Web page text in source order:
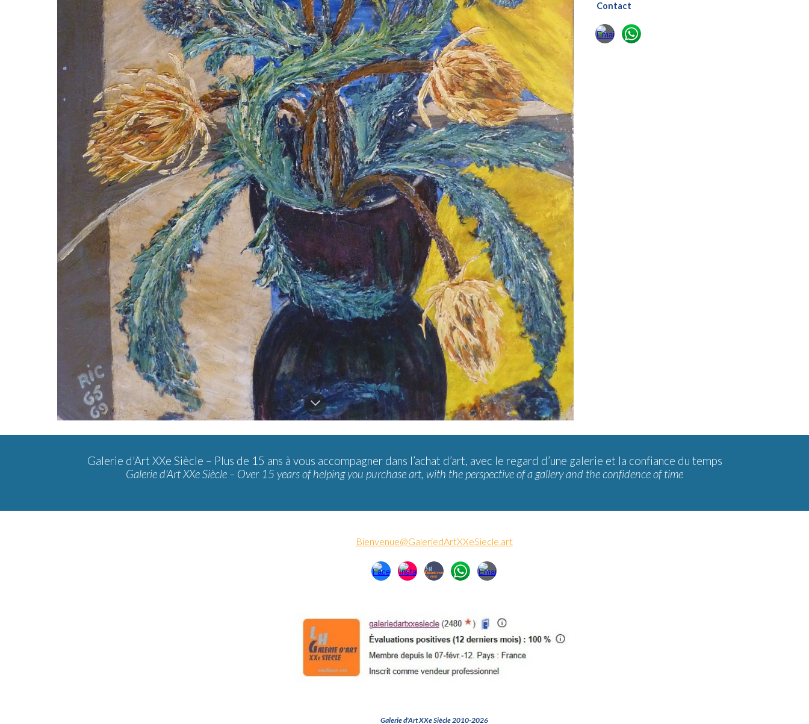
Contact
Galerie d'Art XXe Siècle – Plus de 15 ans à vous accompagner dans l’achat d’art, avec le regard d’une galerie et la confiance du temps
Galerie d'Art XXe Siècle – Over 15 years of helping you purchase art, with the perspective of a gallery and the confidence of time
Bienvenue@GaleriedArtXXeSiecle.art
Galerie d'Art XXe Siècle 2010-2026